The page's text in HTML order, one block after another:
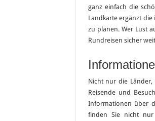
ganz einfach die
Landkarte ergänzt
zu planen. Wer Lust
Rundreisen sicher
Nicht nur die
Reisende und
Informationen über
finden Sie nicht nur